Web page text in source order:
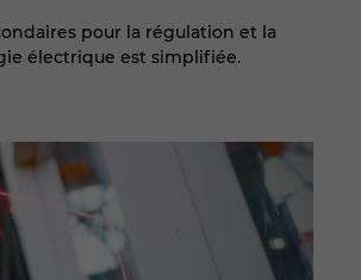
pour la régulation et la
électrique est simplifiée.